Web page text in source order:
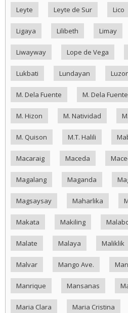
Leyte Leyte de Sur Lico
Ligaya Lilibeth Limay
Liwayway Lope de Vega
Lukbati Lundayan
M. Dela Fuente M. Dela Fuente
M. Hizon M. Natividad
M. Quison M.T. Halili
Macaraig Maceda
Magalang Maganda
Magsaysay Maharlika
Makata Makiling
Malate Malaya Maliklik
Malvar Mango Ave.
Manrique Mansanas
Maria Clara Maria Cristina